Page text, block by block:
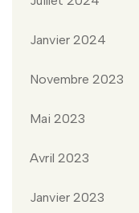
Janvier 2024
Novembre 2023
Mai 2023
Avril 2023
Janvier 2023